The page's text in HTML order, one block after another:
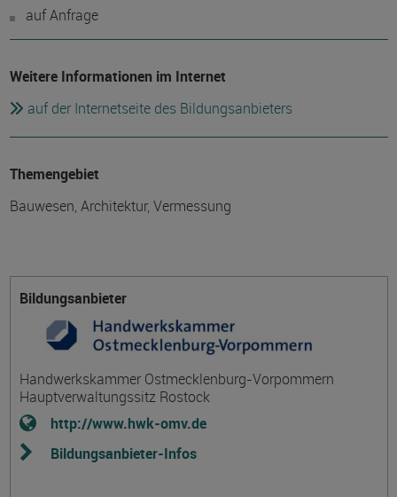
auf Anfrage
Weitere Informationen im Internet
auf der Internetseite des Bildungsanbieters
Themengebiet
Bauwesen, Architektur, Vermessung
Bildungsanbieter
Handwerkskammer Ostmecklenburg-Vorpommern
Hauptverwaltungssitz Rostock
http://www.hwk-omv.de
Bildungsanbieter-Infos